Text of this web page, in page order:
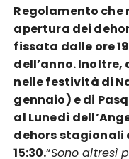
Regolamento
apertura dei
fissata dalle ore
dell’anno. Inoltre,
nelle festività di
gennaio) e di
al Lunedì
dehors stagionali
15:30.“Sono altresì